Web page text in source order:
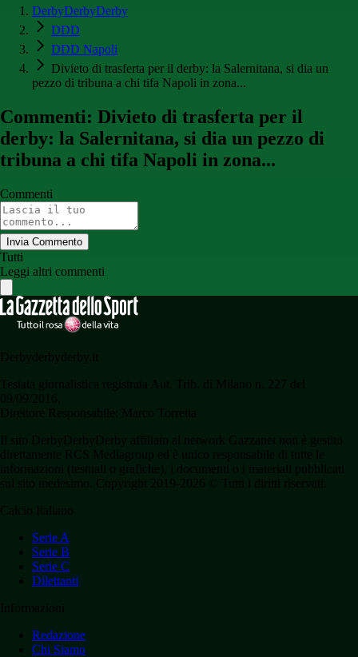
DerbyDerbyDerby
DDD
DDD Napoli
Divieto di trasferta per il derby: la Salernitana, si dia un
pezzo di tribuna a chi tifa Napoli in zona...
Commenti: Divieto di trasferta per il
derby: la Salernitana, si dia un pezzo di
tribuna a chi tifa Napoli in zona...
Commenti
Invia Commento
Tutti
Leggi altri commenti
Serie A
Serie B
Serie C
Dilettanti
Redazione
Chi Siamo